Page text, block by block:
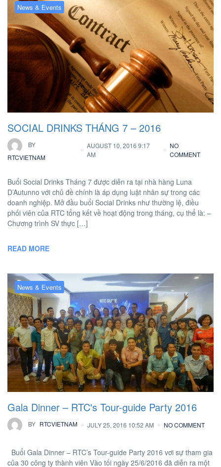
News & Events
SOCIAL DRINKS THÁNG 7 – 2016
BY
RTCVIETNAM
AUGUST 10, 2016 9:17
AM
NO
COMMENT
Buổi Social Drinks Tháng 7 được diễn ra tại nhà hàng Luna
D’Autunno với chủ đề chính là áp dụng luật nhân sự trong các
doanh nghiệp. Mở đầu buổi Social Drinks như thường lệ, điều
phối viên của RTC tổng kết về hoạt động trong tháng, cụ thể là: –
Chương trình SV thực […]
READ MORE
News & Events
Gala Dinner – RTC's Tour-guide Party 2016
BY RTCVIETNAM JULY 25, 2016 10:52 AM NO COMMENT
Buổi Gala Dinner – RTC’s Tour-guide Party 2016 vơi sự tham gia
của 30 công ty thành viên Vào tối ngày 25/6/2016 đã diễn ra một